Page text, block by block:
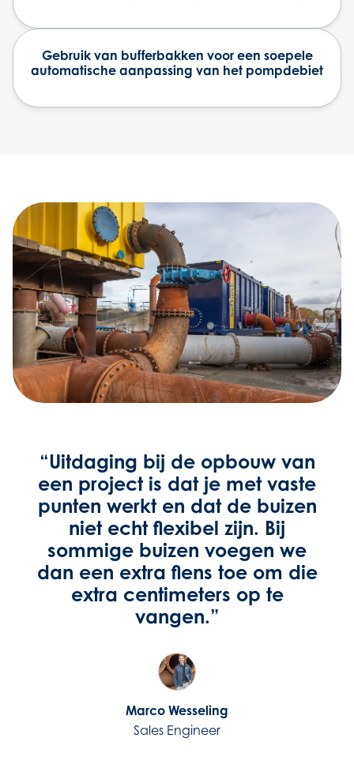
Gebruik van bufferbakken voor een soepele
automatische aanpassing van het pompdebiet
“Uitdaging bij de opbouw van
een project is dat je met vaste
punten werkt en dat de buizen
niet echt flexibel zijn. Bij
sommige buizen voegen we
dan een extra flens toe om die
extra centimeters op te
vangen.”
Marco Wesseling
Sales Engineer